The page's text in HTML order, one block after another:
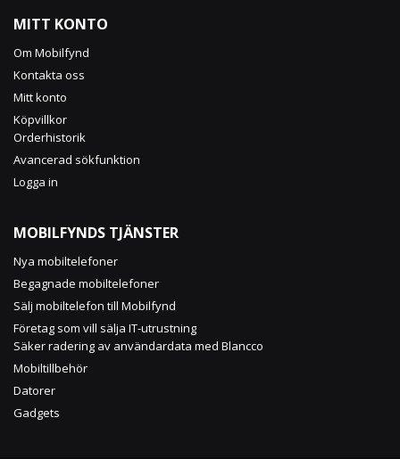
Newsletter:
MITT KONTO
Om Mobilfynd
Kontakta oss
Mitt konto
Köpvillkor
Orderhistorik
Avancerad sökfunktion
Logga in
MOBILFYNDS TJÄNSTER
Nya mobiltelefoner
Begagnade mobiltelefoner
Sälj mobiltelefon till Mobilfynd
Företag som vill sälja IT-utrustning
Säker radering av användardata med Blancco
Mobiltillbehör
Datorer
Gadgets